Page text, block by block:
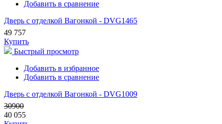
Добавить в сравнение
Дверь с отделкой Вагонкой - DVG1465
49 757
Купить
Быстрый просмотр
Добавить в избранное
Добавить в сравнение
Дверь с отделкой Вагонкой - DVG1009
30900
40 055